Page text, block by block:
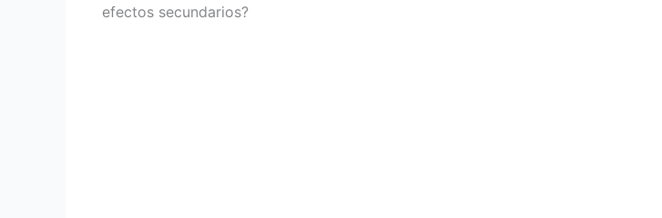
efectos secundarios?